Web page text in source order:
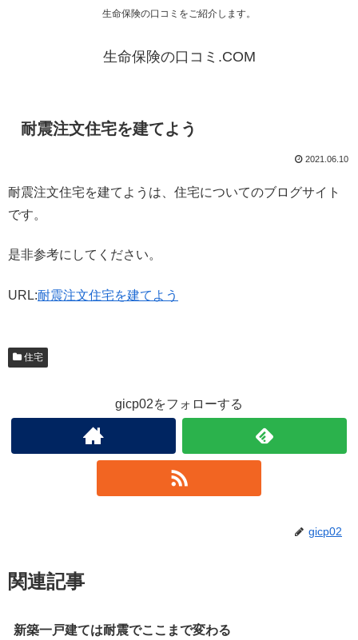
生命保険の口コミをご紹介します。
生命保険の口コミ.COM
耐震注文住宅を建てよう
2021.06.10
耐震注文住宅を建てようは、住宅についてのブログサイト
です。
是非参考にしてください。
URL:耐震注文住宅を建てよう
住宅
gicp02をフォローする
gicp02
関連記事
新築一戸建ては耐震でここまで変わる